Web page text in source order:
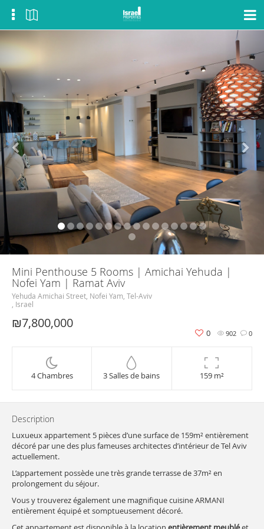
Mini Penthouse 5 Rooms | Amichai Yehuda |
Nofei Yam | Ramat Aviv
Yehuda Amichai Street, Nofei Yam, Tel-Aviv
, Israel
₪7,800,000
902 0
0
4 Chambres 3 Salles de bains 159 m²
Description
Luxueux appartement 5 pièces d’une surface de 159m² entièrement
décoré par une des plus fameuses architectes d’intérieur de Tel Aviv
actuellement.
L’appartement possède une très grande terrasse de 37m² en
prolongement du séjour.
Vous y trouverez également une magnifique cuisine ARMANI
entièrement équipé et somptueusement décoré.